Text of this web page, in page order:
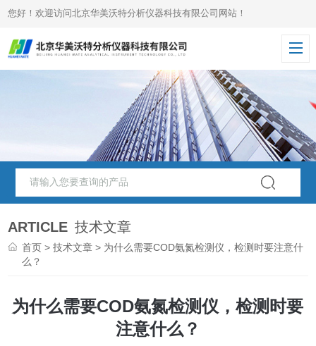
您好！欢迎访问北京华美沃特分析仪器科技有限公司网站！
ARTICLE 技术文章
首页 >技术文章 > 为什么需要COD氨氮检测仪，检测时要注意什
么？
为什么需要COD氨氮检测仪，检测时要
注意什么？